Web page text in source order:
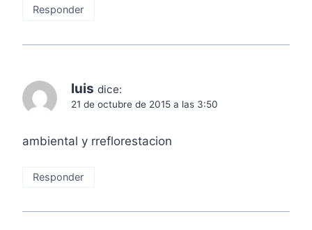
Responder
luis dice:
21 de octubre de 2015 a las 3:50
ambiental y rreflorestacion
Responder